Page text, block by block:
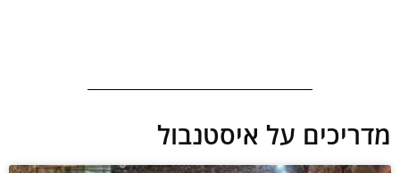
מדריכים על איסטנבול